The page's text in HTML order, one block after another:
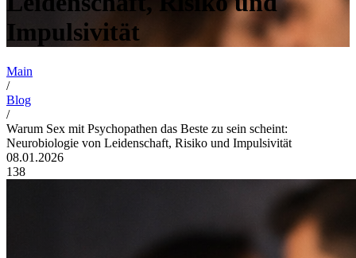
Impulsivität
Main
/
Blog
/
Warum Sex mit Psychopathen das Beste zu sein scheint:
Neurobiologie von Leidenschaft, Risiko und Impulsivität
08.01.2026
138